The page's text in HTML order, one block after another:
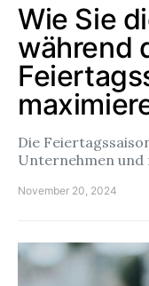
Wie Sie
während
Die
Unternehmen
November 20, 2024